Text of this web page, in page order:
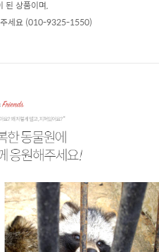
된 상품이며,
주세요 (010-9325-1550)